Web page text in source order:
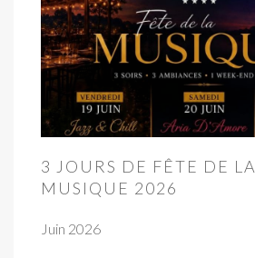
3 JOURS DE FÊTE DE LA
MUSIQUE 2026
Juin 2026